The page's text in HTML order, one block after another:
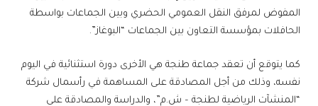
المفوض لمرفق النقل العمومي الحضري وبين الجماعات بواسطة
الحافلات بمؤسسة التعاون بين الجماعات “البوغاز”.
كما يتوقع أن تعقد جماعة طنجة هي الأخرى دورة استثنائية في اليوم
نفسه، وذلك من أجل المصادقة على المساهمة في رأسمال شركة
“المنشآت الرياضية لطنجة – ش.م”، والدراسة والمصادقة على